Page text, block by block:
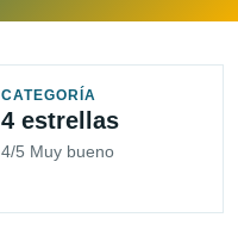
CATEGORÍA
4 estrellas
4/5 Muy bueno